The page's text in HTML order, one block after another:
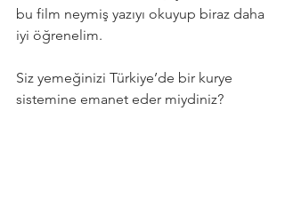
bu film neymiş yazıyı okuyup biraz daha
iyi öğrenelim. ⁣⁣⁣
Siz yemeğinizi Türkiye’de bir kurye
sistemine emanet eder miydiniz? ⁣